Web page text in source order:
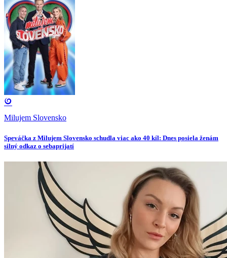
Milujem Slovensko
Speváčka z Milujem Slovensko schudla viac ako 40 kíl: Dnes posiela ženám
silný odkaz o sebaprijatí